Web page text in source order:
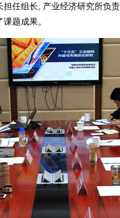
任组长, 产业经济研究所负
题成果。